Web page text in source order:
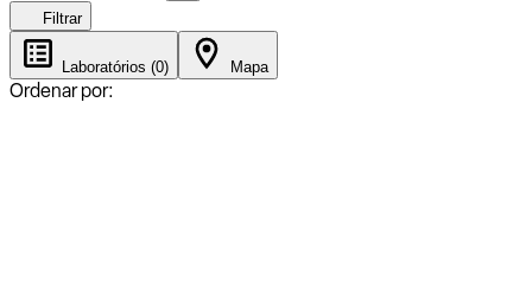
Filtrar
Laboratórios (0) Mapa
Ordenar por: